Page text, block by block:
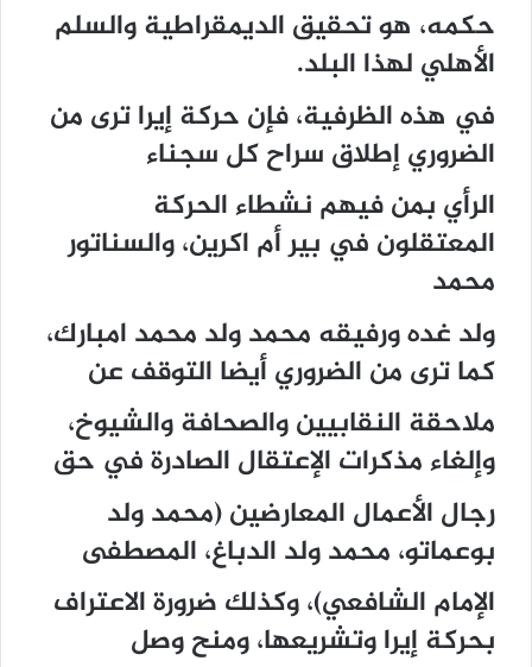
حكمه، هو تحقيق الديمقراطية والسلم
الأهلي لهذا البلد.
في هذه الظرفية، فإن حركة إيرا ترى من
الضروري إطلاق سراح كل سجناء
الرأي بمن فيهم نشطاء الحركة
المعتقلون في بير أم اكرين، والسناتور
محمد
ولد غده ورفيقه محمد ولد محمد امبارك،
كما ترى من الضروري أيضا التوقف عن
ملاحقة النقابيين والصحافة والشيوخ،
وإلغاء مذكرات الإعتقال الصادرة في حق
رجال الأعمال المعارضين (محمد ولد
بوعماتو، محمد ولد الدباغ، المصطفى
الإمام الشافعي)، وكذلك ضرورة الاعتراف
بحركة إيرا وتشريعها، ومنح وصل